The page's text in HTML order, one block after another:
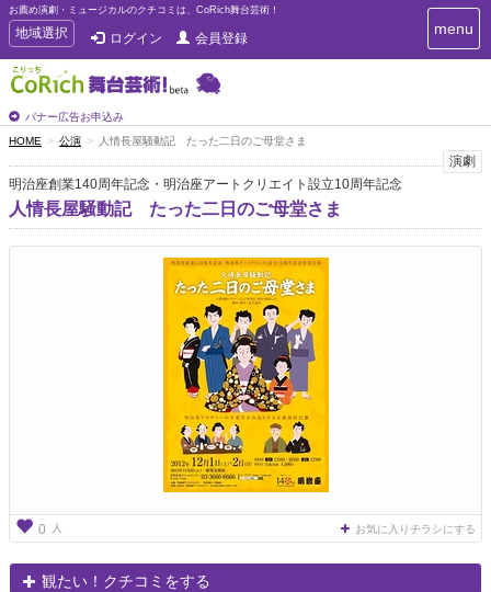
お薦め演劇・ミュージカルのクチコミは、CoRich舞台芸術！
T
o
g
g
e
n
a
v
i
g
地域選択 ログイン 会員登録
バナー広告お申込み
T
o
i
g
menu
HOME 公演 人情長屋騒動記 たった二日のご母堂さま
演劇
明治座創業140周年記念・明治座アートクリエイト設立10周年記念
人情長屋騒動記 たった二日のご母堂さま
0 人 お気に入りチラシにする
観たい！クチコミをする